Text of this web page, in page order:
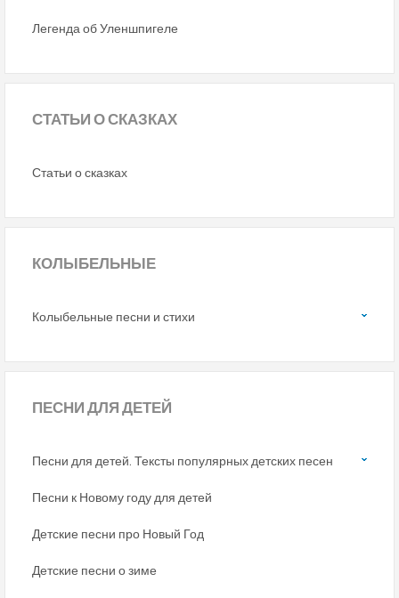
Легенда об Уленшпигеле
СТАТЬИО СКАЗКАХ
Статьи о сказках
КОЛЫБЕЛЬНЫЕ
Колыбельные песни и стихи
ПЕСНИДЛЯ ДЕТЕЙ
Песни для детей. Тексты популярных детских песен
Песни к Новому году для детей
Детские песни про Новый Год
Детские песни о зиме